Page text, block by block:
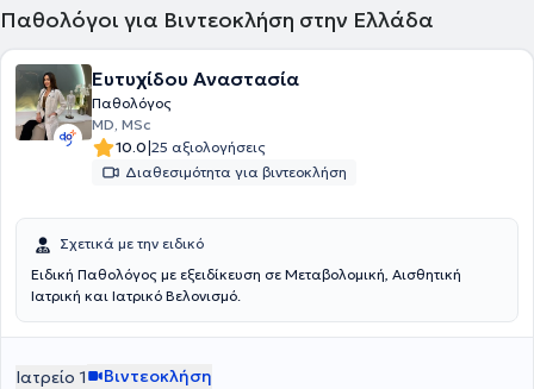
Παθολόγοι για Βιντεοκλήση στην Ελλάδα
Ευτυχίδου Αναστασία
Παθολόγος
MD, MSc
10.0|25 αξιολογήσεις
Διαθεσιμότητα για βιντεοκλήση
Σχετικά με την ειδικό
Ειδική Παθολόγος με εξειδίκευση σε Μεταβολομική, Αισθητική
Ιατρική και Ιατρικό Βελονισμό.
Ιατρείο 1 Βιντεοκλήση